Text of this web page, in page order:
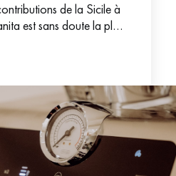
de la Sicile à
est sans doute la plus